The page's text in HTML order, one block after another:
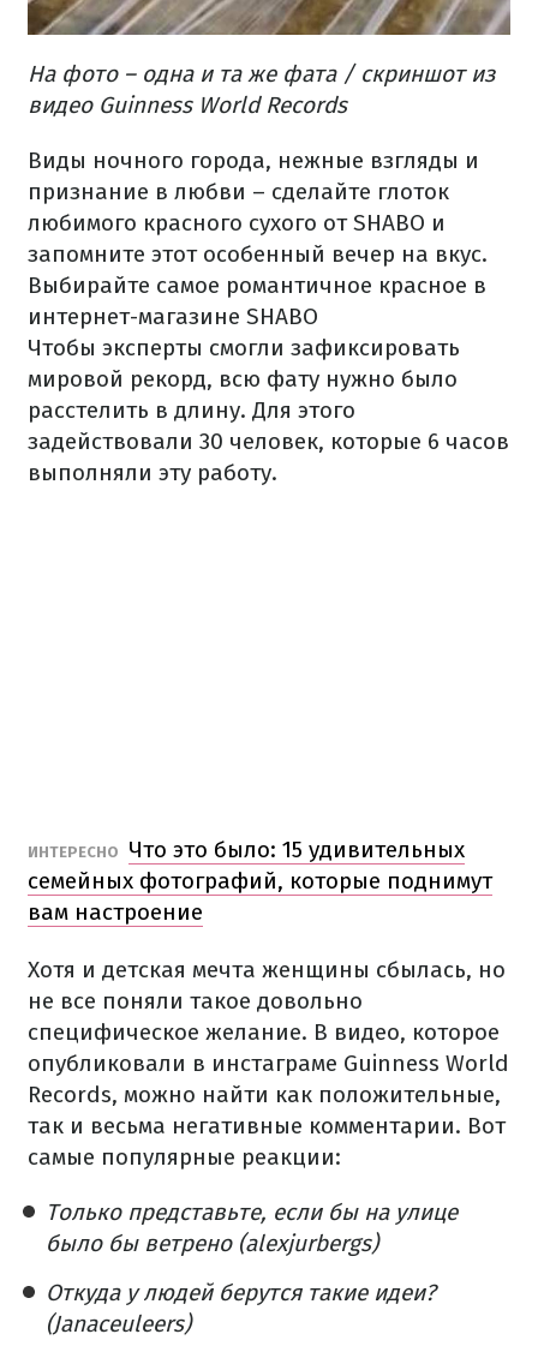
На фото – одна и та же фата / скриншот из
видео Guinness World Records
Виды ночного города, нежные взгляды и
признание в любви – сделайте глоток
любимого красного сухого от SHABO и
запомните этот особенный вечер на вкус.
Выбирайте самое романтичное красное в
интернет-магазине SHABO
Чтобы эксперты смогли зафиксировать
мировой рекорд, всю фату нужно было
расстелить в длину. Для этого
задействовали 30 человек, которые 6 часов
выполняли эту работу.
ИНТЕРЕСНО
Что это было: 15 удивительных
семейных фотографий, которые поднимут
вам настроение
Хотя и детская мечта женщины сбылась, но
не все поняли такое довольно
специфическое желание. В видео, которое
опубликовали в инстаграме Guinness World
Records, можно найти как положительные,
так и весьма негативные комментарии. Вот
самые популярные реакции:
Только представьте, если бы на улице
было бы ветрено (alexjurbergs)
Откуда у людей берутся такие идеи?
(Janaceuleers)